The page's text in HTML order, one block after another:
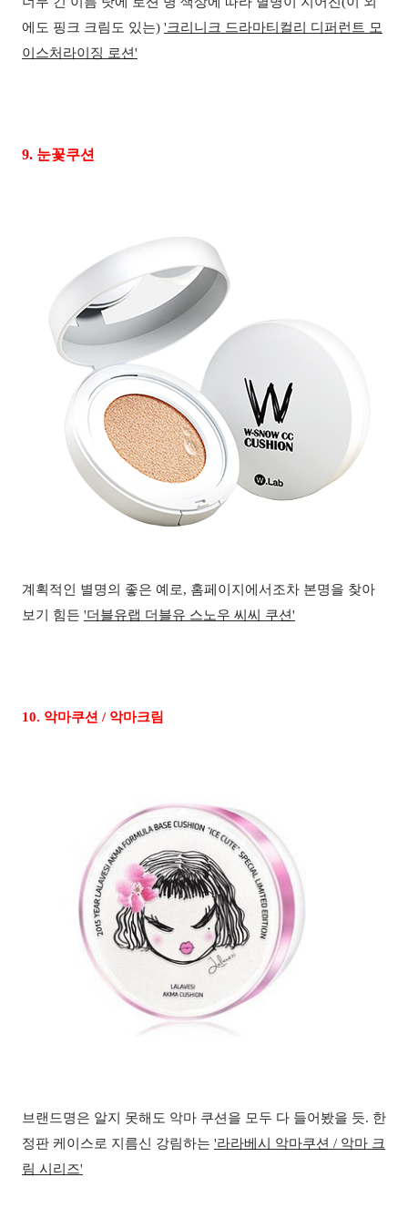
에도 핑크 크림도 있는) '크리니크 드라마티컬리 디퍼런트 모
이스처라이징 로션'
9. 눈꽃쿠션
계획적인 별명의 좋은 예로, 홈페이지에서조차 본명을 찾아
보기 힘든 '더블유랩 더블유 스노우 씨씨 쿠션'
10. 악마쿠션 / 악마크림
브랜드명은 알지 못해도 악마 쿠션을 모두 다 들어봤을 듯. 한
정판 케이스로 지름신 강림하는 '라라베시 악마쿠션 / 악마 크
림 시리즈'